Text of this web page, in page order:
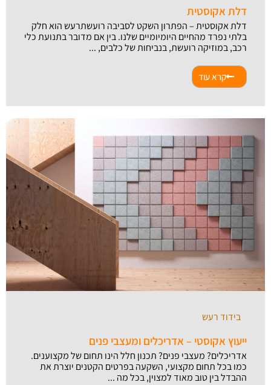
דלת אקוסטית
דלת אקוסטית – הפתרון השקט לסביבה רועשתרעש הוא חלק
בלתי נפרד מהחיים היומיומיים שלנו. בין אם מדובר בתנועת כלי
רכב, במוזיקה רועשת, בנביחות של כלבים, ...
קרא עוד
בידוד רעש
ייעוץ אקוסטי – אדריכלים ומעצבי פנים
אדריכלים? מעצבי פנים? תכנון חלל הינו תחום של מקצוענים.
כמו בכל תחום מקצועי, השקעה בפרטים הקטנים יוצרת את
ההבדל בין טוב מאוד למצוין, בכל מה ...